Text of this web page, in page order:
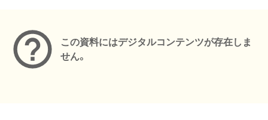
この資料にはデジタルコンテンツが存在しま
せん。